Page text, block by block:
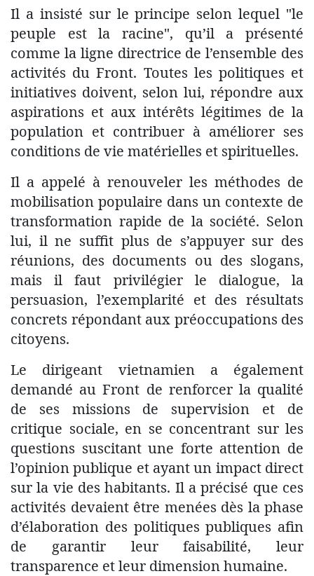
Il a insisté sur le principe selon lequel "le
peuple est la racine", qu’il a présenté
comme la ligne directrice de l’ensemble des
activités du Front. Toutes les politiques et
initiatives doivent, selon lui, répondre aux
aspirations et aux intérêts légitimes de la
population et contribuer à améliorer ses
conditions de vie matérielles et spirituelles.
Il a appelé à renouveler les méthodes de
mobilisation populaire dans un contexte de
transformation rapide de la société. Selon
lui, il ne suffit plus de s’appuyer sur des
réunions, des documents ou des slogans,
mais il faut privilégier le dialogue, la
persuasion, l’exemplarité et des résultats
concrets répondant aux préoccupations des
citoyens.
Le dirigeant vietnamien a également
demandé au Front de renforcer la qualité
de ses missions de supervision et de
critique sociale, en se concentrant sur les
questions suscitant une forte attention de
l’opinion publique et ayant un impact direct
sur la vie des habitants. Il a précisé que ces
activités devaient être menées dès la phase
d’élaboration des politiques publiques afin
de garantir leur faisabilité, leur
transparence et leur dimension humaine.